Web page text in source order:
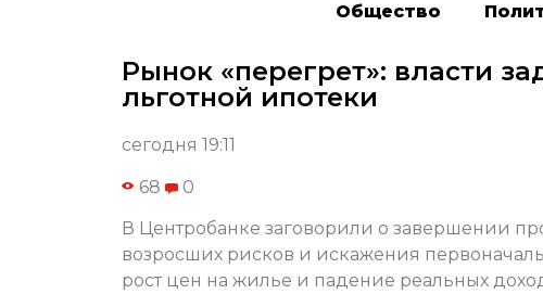
Общество
Рынок «перегрет»: власти
льготной ипотеки
сегодня 19:11
68 0
В Центробанке заговорили о завершении
возросших рисков и искажения
рост цен на жилье и падение реальных